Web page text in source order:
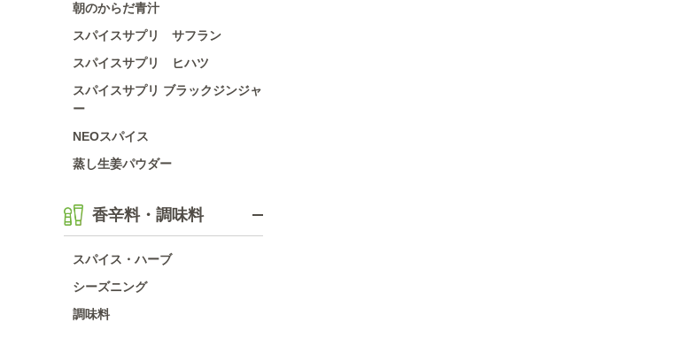
朝のからだ青汁
スパイスサプリ サフラン
スパイスサプリ ヒハツ
スパイスサプリ ブラックジンジャ
ー
NEOスパイス
蒸し生姜パウダー
香辛料・調味料
スパイス・ハーブ
シーズニング
調味料